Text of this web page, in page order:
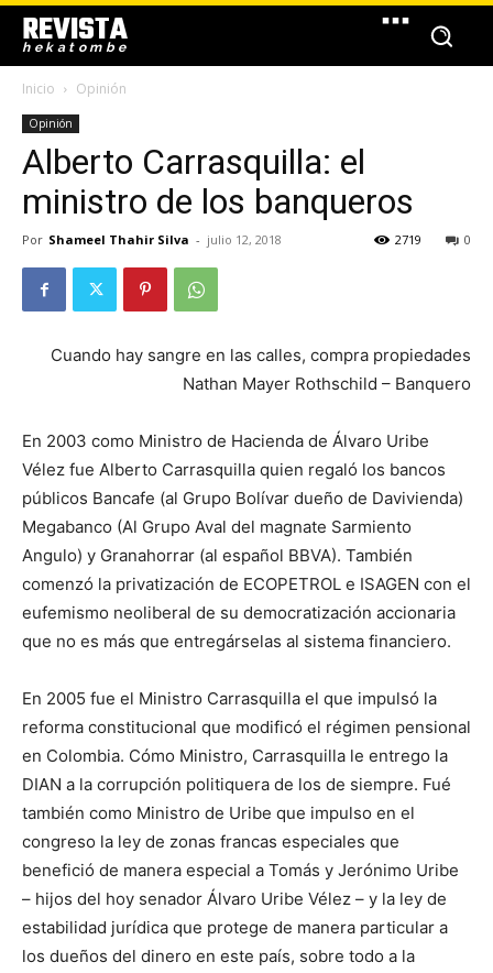
REVISTA
hekatombe
Inicio Opinión
Opinión
Alberto Carrasquilla: el
ministro de los banqueros
Por Shameel Thahir Silva - julio 12, 2018 0
2719
Cuando hay sangre en las calles, compra propiedades
Nathan Mayer Rothschild – Banquero
En 2003 como Ministro de Hacienda de Álvaro Uribe
Vélez fue Alberto Carrasquilla quien regaló los bancos
públicos Bancafe (al Grupo Bolívar dueño de Davivienda)
Megabanco (Al Grupo Aval del magnate Sarmiento
Angulo) y Granahorrar (al español BBVA). También
comenzó la privatización de ECOPETROL e ISAGEN con el
eufemismo neoliberal de su democratización accionaria
que no es más que entregárselas al sistema financiero.
En 2005 fue el Ministro Carrasquilla el que impulsó la
reforma constitucional que modificó el régimen pensional
en Colombia. Cómo Ministro, Carrasquilla le entrego la
DIAN a la corrupción politiquera de los de siempre. Fué
también como Ministro de Uribe que impulso en el
congreso la ley de zonas francas especiales que
benefició de manera especial a Tomás y Jerónimo Uribe
– hijos del hoy senador Álvaro Uribe Vélez – y la ley de
estabilidad jurídica que protege de manera particular a
los dueños del dinero en este país, sobre todo a la